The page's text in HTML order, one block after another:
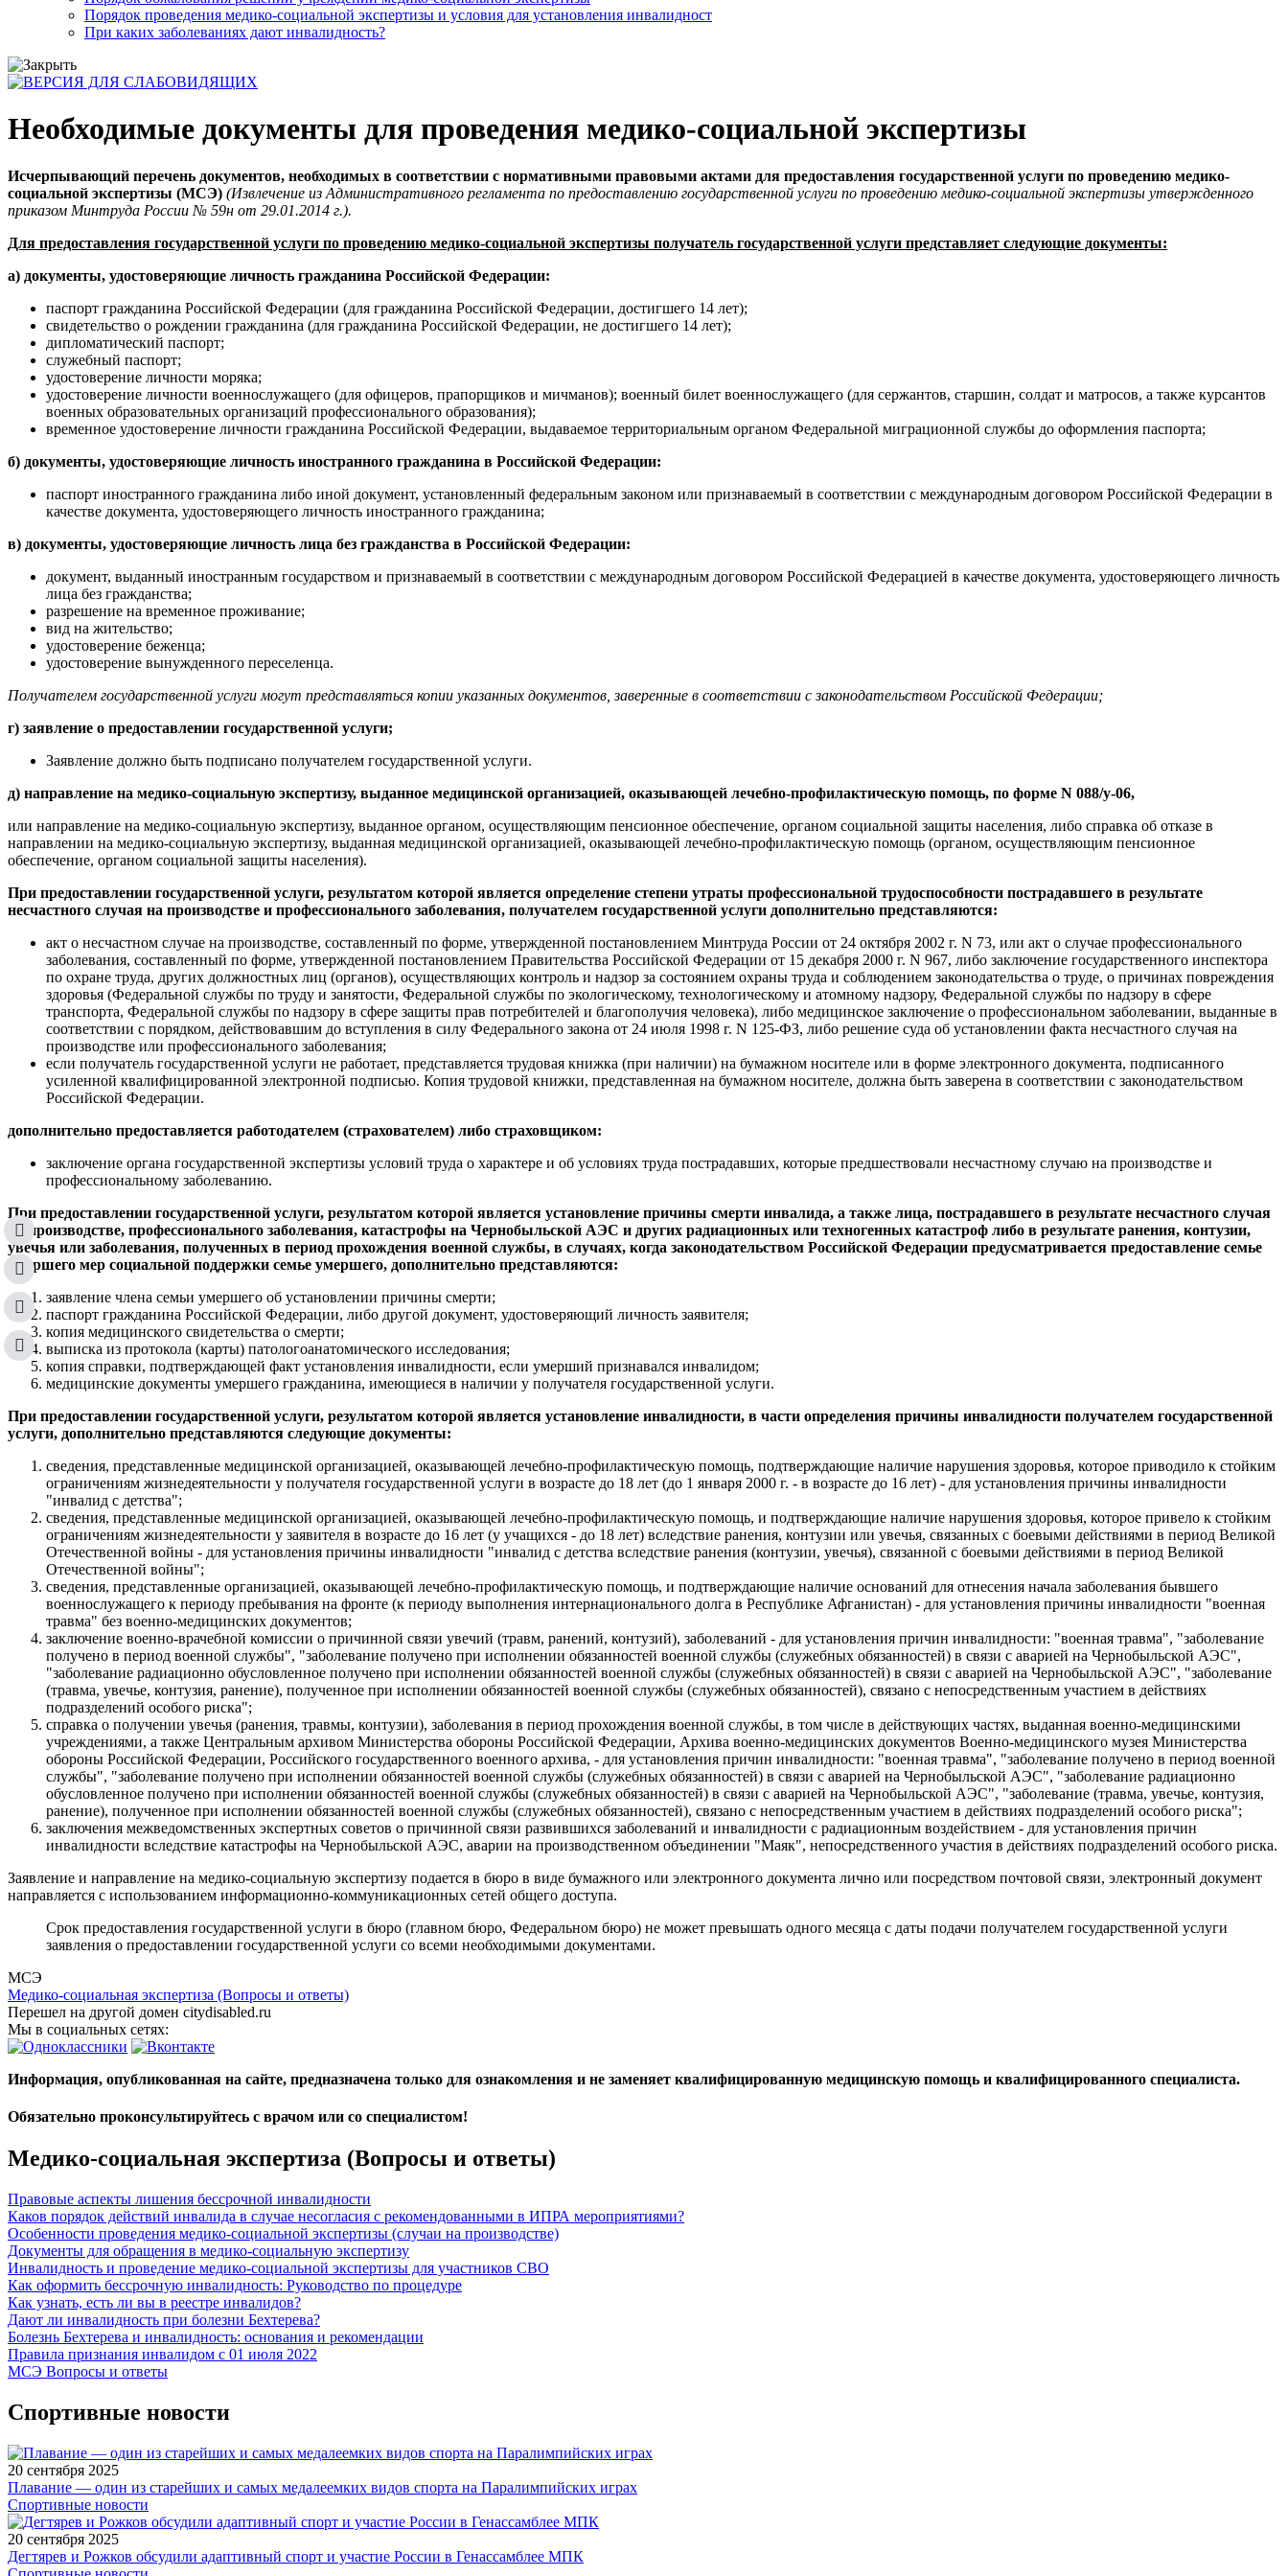
Порядок проведения медико-социальной экспертизы и условия для установления инвалидност
При каких заболеваниях дают инвалидность?
Необходимые документы для проведения медико-социальной экспертизы
Исчерпывающий перечень документов, необходимых в соответствии с нормативными правовыми актами для предоставления государственной услуги по проведению медико-
социальной экспертизы (МСЭ) (Извлечение из Административного регламента по предоставлению государственной услуги по проведению медико-социальной экспертизы утвержденного
приказом Минтруда России № 59н от 29.01.2014 г.).
Для предоставления государственной услуги по проведению медико-социальной экспертизы получатель государственной услуги представляет следующие документы:
а) документы, удостоверяющие личность гражданина Российской Федерации:
паспорт гражданина Российской Федерации (для гражданина Российской Федерации, достигшего 14 лет);
свидетельство о рождении гражданина (для гражданина Российской Федерации, не достигшего 14 лет);
дипломатический паспорт;
служебный паспорт;
удостоверение личности моряка;
удостоверение личности военнослужащего (для офицеров, прапорщиков и мичманов); военный билет военнослужащего (для сержантов, старшин, солдат и матросов, а также курсантов
военных образовательных организаций профессионального образования);
временное удостоверение личности гражданина Российской Федерации, выдаваемое территориальным органом Федеральной миграционной службы до оформления паспорта;
б) документы, удостоверяющие личность иностранного гражданина в Российской Федерации:
паспорт иностранного гражданина либо иной документ, установленный федеральным законом или признаваемый в соответствии с международным договором Российской Федерации в
качестве документа, удостоверяющего личность иностранного гражданина;
в) документы, удостоверяющие личность лица без гражданства в Российской Федерации:
документ, выданный иностранным государством и признаваемый в соответствии с международным договором Российской Федерацией в качестве документа, удостоверяющего личность
лица без гражданства;
разрешение на временное проживание;
вид на жительство;
удостоверение беженца;
удостоверение вынужденного переселенца.
Получателем государственной услуги могут представляться копии указанных документов, заверенные в соответствии с законодательством Российской Федерации;
г) заявление о предоставлении государственной услуги;
Заявление должно быть подписано получателем государственной услуги.
д) направление на медико-социальную экспертизу, выданное медицинской организацией, оказывающей лечебно-профилактическую помощь, по форме N 088/у-06,
или направление на медико-социальную экспертизу, выданное органом, осуществляющим пенсионное обеспечение, органом социальной защиты населения, либо справка об отказе в
направлении на медико-социальную экспертизу, выданная медицинской организацией, оказывающей лечебно-профилактическую помощь (органом, осуществляющим пенсионное
обеспечение, органом социальной защиты населения).
При предоставлении государственной услуги, результатом которой является определение степени утраты профессиональной трудоспособности пострадавшего в результате
несчастного случая на производстве и профессионального заболевания, получателем государственной услуги дополнительно представляются:
акт о несчастном случае на производстве, составленный по форме, утвержденной постановлением Минтруда России от 24 октября 2002 г. N 73, или акт о случае профессионального
заболевания, составленный по форме, утвержденной постановлением Правительства Российской Федерации от 15 декабря 2000 г. N 967, либо заключение государственного инспектора
по охране труда, других должностных лиц (органов), осуществляющих контроль и надзор за состоянием охраны труда и соблюдением законодательства о труде, о причинах повреждения
здоровья (Федеральной службы по труду и занятости, Федеральной службы по экологическому, технологическому и атомному надзору, Федеральной службы по надзору в сфере
транспорта, Федеральной службы по надзору в сфере защиты прав потребителей и благополучия человека), либо медицинское заключение о профессиональном заболевании, выданные в
соответствии с порядком, действовавшим до вступления в силу Федерального закона от 24 июля 1998 г. N 125-ФЗ, либо решение суда об установлении факта несчастного случая на
производстве или профессионального заболевания;
если получатель государственной услуги не работает, представляется трудовая книжка (при наличии) на бумажном носителе или в форме электронного документа, подписанного
усиленной квалифицированной электронной подписью. Копия трудовой книжки, представленная на бумажном носителе, должна быть заверена в соответствии с законодательством
Российской Федерации.
дополнительно предоставляется работодателем (страхователем) либо страховщиком:
заключение органа государственной экспертизы условий труда о характере и об условиях труда пострадавших, которые предшествовали несчастному случаю на производстве и
профессиональному заболеванию.
При предоставлении государственной услуги, результатом которой является установление причины смерти инвалида, а также лица, пострадавшего в результате несчастного случая
на производстве, профессионального заболевания, катастрофы на Чернобыльской АЭС и других радиационных или техногенных катастроф либо в результате ранения, контузии,
увечья или заболевания, полученных в период прохождения военной службы, в случаях, когда законодательством Российской Федерации предусматривается предоставление семье
умершего мер социальной поддержки семье умершего, дополнительно представляются:
заявление члена семьи умершего об установлении причины смерти;
паспорт гражданина Российской Федерации, либо другой документ, удостоверяющий личность заявителя;
копия медицинского свидетельства о смерти;
выписка из протокола (карты) патологоанатомического исследования;
копия справки, подтверждающей факт установления инвалидности, если умерший признавался инвалидом;
медицинские документы умершего гражданина, имеющиеся в наличии у получателя государственной услуги.
При предоставлении государственной услуги, результатом которой является установление инвалидности, в части определения причины инвалидности получателем государственной
услуги, дополнительно представляются следующие документы:
сведения, представленные медицинской организацией, оказывающей лечебно-профилактическую помощь, подтверждающие наличие нарушения здоровья, которое приводило к стойким
ограничениям жизнедеятельности у получателя государственной услуги в возрасте до 18 лет (до 1 января 2000 г. - в возрасте до 16 лет) - для установления причины инвалидности
"инвалид с детства";
сведения, представленные медицинской организацией, оказывающей лечебно-профилактическую помощь, и подтверждающие наличие нарушения здоровья, которое привело к стойким
ограничениям жизнедеятельности у заявителя в возрасте до 16 лет (у учащихся - до 18 лет) вследствие ранения, контузии или увечья, связанных с боевыми действиями в период Великой
Отечественной войны - для установления причины инвалидности "инвалид с детства вследствие ранения (контузии, увечья), связанной с боевыми действиями в период Великой
Отечественной войны";
сведения, представленные организацией, оказывающей лечебно-профилактическую помощь, и подтверждающие наличие оснований для отнесения начала заболевания бывшего
военнослужащего к периоду пребывания на фронте (к периоду выполнения интернационального долга в Республике Афганистан) - для установления причины инвалидности "военная
травма" без военно-медицинских документов;
заключение военно-врачебной комиссии о причинной связи увечий (травм, ранений, контузий), заболеваний - для установления причин инвалидности: "военная травма", "заболевание
получено в период военной службы", "заболевание получено при исполнении обязанностей военной службы (служебных обязанностей) в связи с аварией на Чернобыльской АЭС",
"заболевание радиационно обусловленное получено при исполнении обязанностей военной службы (служебных обязанностей) в связи с аварией на Чернобыльской АЭС", "заболевание
(травма, увечье, контузия, ранение), полученное при исполнении обязанностей военной службы (служебных обязанностей), связано с непосредственным участием в действиях
подразделений особого риска";
справка о получении увечья (ранения, травмы, контузии), заболевания в период прохождения военной службы, в том числе в действующих частях, выданная военно-медицинскими
учреждениями, а также Центральным архивом Министерства обороны Российской Федерации, Архива военно-медицинских документов Военно-медицинского музея Министерства
обороны Российской Федерации, Российского государственного военного архива, - для установления причин инвалидности: "военная травма", "заболевание получено в период военной
службы", "заболевание получено при исполнении обязанностей военной службы (служебных обязанностей) в связи с аварией на Чернобыльской АЭС", "заболевание радиационно
обусловленное получено при исполнении обязанностей военной службы (служебных обязанностей) в связи с аварией на Чернобыльской АЭС", "заболевание (травма, увечье, контузия,
ранение), полученное при исполнении обязанностей военной службы (служебных обязанностей), связано с непосредственным участием в действиях подразделений особого риска";
заключения межведомственных экспертных советов о причинной связи развившихся заболеваний и инвалидности с радиационным воздействием - для установления причин
инвалидности вследствие катастрофы на Чернобыльской АЭС, аварии на производственном объединении "Маяк", непосредственного участия в действиях подразделений особого риска.
Заявление и направление на медико-социальную экспертизу подается в бюро в виде бумажного или электронного документа лично или посредством почтовой связи, электронный документ
направляется с использованием информационно-коммуникационных сетей общего доступа.
Срок предоставления государственной услуги в бюро (главном бюро, Федеральном бюро) не может превышать одного месяца с даты подачи получателем государственной услуги
заявления о предоставлении государственной услуги со всеми необходимыми документами.
МСЭ
Медико-социальная экспертиза (Вопросы и ответы)
Перешел на другой домен citydisabled.ru
Мы в социальных сетях:
Информация, опубликованная на сайте, предназначена только для ознакомления и не заменяет квалифицированную медицинскую помощь и квалифицированного специалиста.
Обязательно проконсультируйтесь с врачом или со специалистом!
Медико-социальная экспертиза (Вопросы и ответы)
Правовые аспекты лишения бессрочной инвалидности
Каков порядок действий инвалида в случае несогласия с рекомендованными в ИПРА мероприятиями?
Особенности проведения медико-социальной экспертизы (случаи на производстве)
Документы для обращения в медико-социальную экспертизу
Инвалидность и проведение медико-социальной экспертизы для участников СВО
Как оформить бессрочную инвалидность: Руководство по процедуре
Как узнать, есть ли вы в реестре инвалидов?
Дают ли инвалидность при болезни Бехтерева?
Болезнь Бехтерева и инвалидность: основания и рекомендации
Правила признания инвалидом с 01 июля 2022
МСЭ Вопросы и ответы
Спортивные новости
20 сентября 2025
Плавание — один из старейших и самых медалеемких видов спорта на Паралимпийских играх
Спортивные новости
20 сентября 2025
Дегтярев и Рожков обсудили адаптивный спорт и участие России в Генассамблее МПК